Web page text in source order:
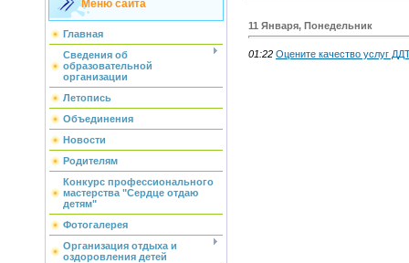
Меню сайта
Главная
Сведения об
образовательной
организации
Летопись
Объединения
Новости
Родителям
Конкурс профессионального
мастерства "Сердце отдаю
детям"
Фотогалерея
Организация отдыха и
оздоровления детей
11 Января, Понедельник
01:22 Оцените качество услуг